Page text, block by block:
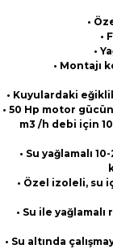
•
•
•
• Montajı
• Kuyulardaki
• 50 Hp motor
m3 /h debi için
• Su yağlamalı
• Özel izoleli, su
• Su ile
• Su altında